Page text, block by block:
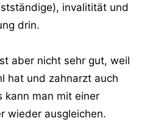
invalitität und
drin.
aber nicht sehr gut, weil
hat und zahnarzt auch
kann man mit einer
wieder ausgleichen.